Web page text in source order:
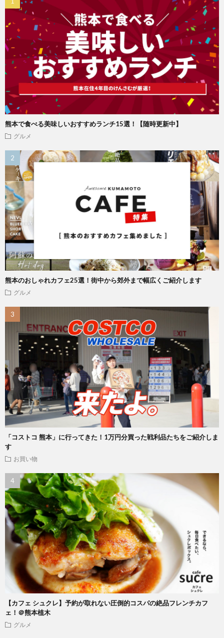
熊本で食べる美味しいおすすめランチ15選！【随時更新中】
グルメ
熊本のおしゃれカフェ25選！街中から郊外まで幅広くご紹介します
グルメ
「コストコ 熊本」に行ってきた！1万円分買った戦利品たちをご紹介しま
す
お買い物
【カフェ シュクレ】予約が取れない圧倒的コスパの絶品フレンチカフ
ェ！＠熊本植木
グルメ